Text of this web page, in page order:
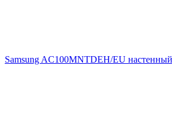
Samsung AC100MNTDEH/EU